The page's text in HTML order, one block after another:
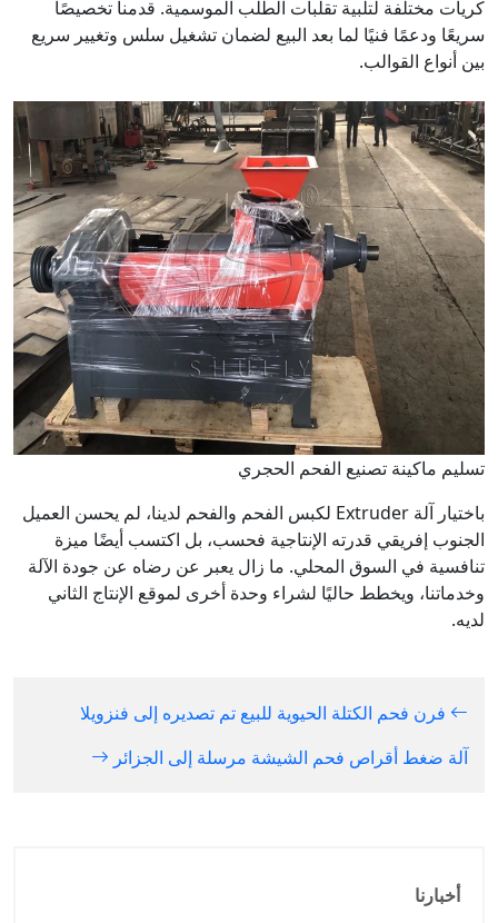
أخبارنا
كريات مختلفة لتلبية تقلبات الطلب الموسمية. قدمنا تخصيصًا
سريعًا ودعمًا فنيًا لما بعد البيع لضمان تشغيل سلس وتغيير سريع
بين أنواع القوالب.
تسليم ماكينة تصنيع الفحم الحجري
باختيار آلة Extruder لكبس الفحم والفحم لدينا، لم يحسن العميل
الجنوب إفريقي قدرته الإنتاجية فحسب، بل اكتسب أيضًا ميزة
تنافسية في السوق المحلي. ما زال يعبر عن رضاه عن جودة الآلة
وخدماتنا، ويخطط حاليًا لشراء وحدة أخرى لموقع الإنتاج الثاني
لديه.
فرن فحم الكتلة الحيوية للبيع تم تصديره إلى فنزويلا
آلة ضغط أقراص فحم الشيشة مرسلة إلى الجزائر